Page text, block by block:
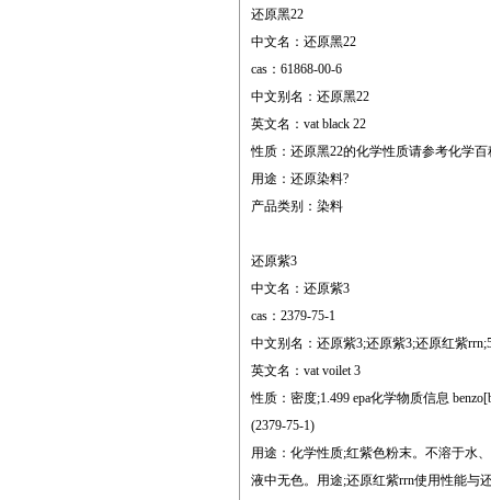
还原黑22
中文名：还原黑22
cas：61868-00-6
中文别名：还原黑22
英文名：vat black 22
性质：还原黑22的化学性质请参考化学
用途：还原染料?
产品类别：染料
还原紫3
中文名：还原紫3
cas：2379-75-1
中文别名：还原紫3;还原紫3;还原红紫
英文名：vat voilet 3
性质：密度;1.499 epa化学物质信息
(2379-75-1)
用途：化学性质;红紫色粉末。不溶于水
液中无色。用途;还原红紫rrn使用性能与